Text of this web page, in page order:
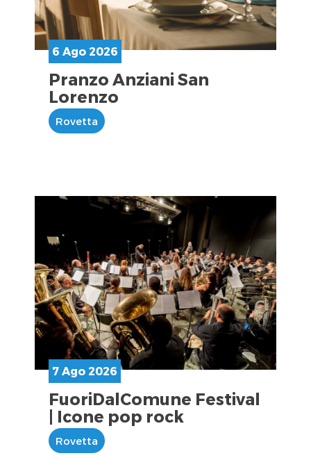
6 Ago 2026
Pranzo Anziani San
Lorenzo
Rovetta
7 Ago 2026
FuoriDalComune Festival
| Icone pop rock
Rovetta